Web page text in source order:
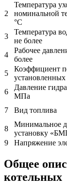
2
Температура
номинальной
°С
3
Температура
не более
4
Рабочее
более
5
Коэффициент
6
Давление
МПа
7 Вид топлива
8
Минимальное
установку
9
Напряжение
Общее
котельных